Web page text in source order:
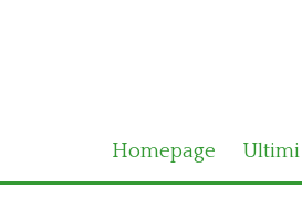
Homepage